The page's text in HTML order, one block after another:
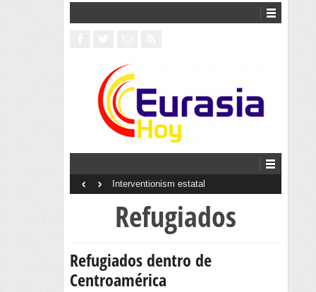
Interventionism estatal
‹ ›
Refugiados
Refugiados dentro de
Centroamérica